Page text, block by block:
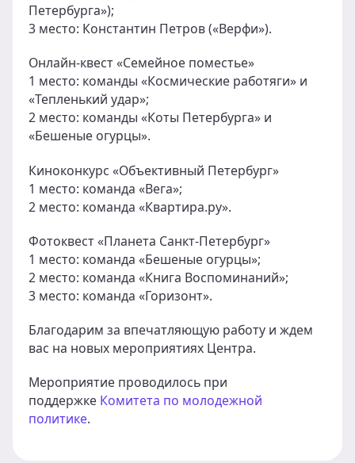
Петербурга»);
3 место: Константин Петров («Верфи»).
Онлайн-квест «Семейное поместье»
1 место: команды «Космические работяги» и
«Тепленький удар»;
2 место: команды «Коты Петербурга» и
«Бешеные огурцы».
Киноконкурс «Объективный Петербург»
1 место: команда «Вега»;
2 место: команда «Квартира.ру».
Фотоквест «Планета Санкт-Петербург»
1 место: команда «Бешеные огурцы»;
2 место: команда «Книга Воспоминаний»;
3 место: команда «Горизонт».
Благодарим за впечатляющую работу и ждем
вас на новых мероприятиях Центра.
Мероприятие проводилось при
поддержке Комитета по молодежной
политике.